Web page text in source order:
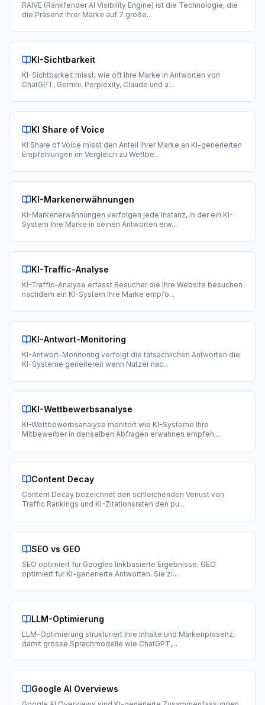
RAIVE (Rankfender AI Visibility Engine) ist die Technologie, die
die Präsenz Ihrer Marke auf 7 große...
KI-Sichtbarkeit
KI-Sichtbarkeit misst, wie oft Ihre Marke in Antworten von
ChatGPT, Gemini, Perplexity, Claude und a...
KI Share of Voice
KI Share of Voice misst den Anteil Ihrer Marke an KI-generierten
Empfehlungen im Vergleich zu Wettbe...
KI-Markenerwähnungen
KI-Markenerwähnungen verfolgen jede Instanz, in der ein KI-
System Ihre Marke in seinen Antworten erw...
KI-Traffic-Analyse
KI-Traffic-Analyse erfasst Besucher die Ihre Website besuchen
nachdem ein KI-System Ihre Marke empfo...
KI-Antwort-Monitoring
KI-Antwort-Monitoring verfolgt die tatsachlichen Antworten die
KI-Systeme generieren wenn Nutzer nac...
KI-Wettbewerbsanalyse
KI-Wettbewerbsanalyse monitort wie KI-Systeme Ihre
Mitbewerber in denselben Abfragen erwahnen empfeh...
Content Decay
Content Decay bezeichnet den schleichenden Verlust von
Traffic Rankings und KI-Zitationsraten den pu...
SEO vs GEO
SEO optimiert fur Googles linkbasierte Ergebnisse. GEO
optimiert fur KI-generierte Antworten. Sie zi...
LLM-Optimierung
LLM-Optimierung strukturiert Ihre Inhalte und Markenprasenz,
damit grosse Sprachmodelle wie ChatGPT,...
Google AI Overviews